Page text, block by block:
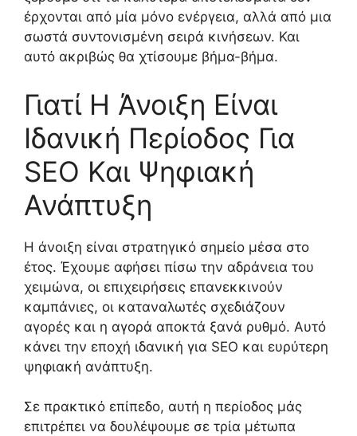
έρχονται από μία μόνο ενέργεια, αλλά από μια
σωστά συντονισμένη σειρά κινήσεων. Και
αυτό ακριβώς θα χτίσουμε βήμα-βήμα.
Γιατί Η Άνοιξη Είναι
Ιδανική Περίοδος Για
SEO Και Ψηφιακή
Ανάπτυξη
Η άνοιξη είναι στρατηγικό σημείο μέσα στο
έτος. Έχουμε αφήσει πίσω την αδράνεια του
χειμώνα, οι επιχειρήσεις επανεκκινούν
καμπάνιες, οι καταναλωτές σχεδιάζουν
αγορές και η αγορά αποκτά ξανά ρυθμό. Αυτό
κάνει την εποχή ιδανική για SEO και ευρύτερη
ψηφιακή ανάπτυξη.
Σε πρακτικό επίπεδο, αυτή η περίοδος μάς
επιτρέπει να δουλέψουμε σε τρία μέτωπα